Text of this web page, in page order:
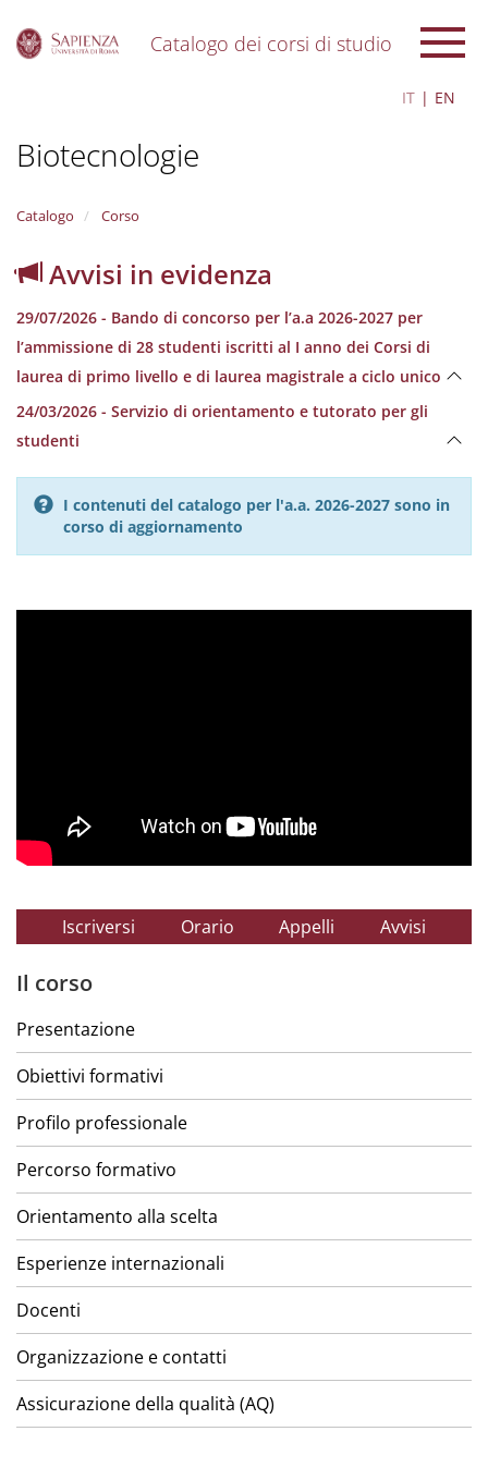
Catalogo dei corsi di studio
IT EN
Biotecnologie
Catalogo Corso
Avvisi in evidenza
29/07/2026 - Bando di concorso per l’a.a 2026-2027 per
l’ammissione di 28 studenti iscritti al I anno dei Corsi di
laurea di primo livello e di laurea magistrale a ciclo unico
24/03/2026 - Servizio di orientamento e tutorato per gli
studenti
I contenuti del catalogo per l'a.a. 2026-2027 sono in
corso di aggiornamento
Iscriversi Orario Appelli Avvisi
Il corso
Presentazione
Obiettivi formativi
Profilo professionale
Percorso formativo
Orientamento alla scelta
Esperienze internazionali
Docenti
Organizzazione e contatti
Assicurazione della qualità (AQ)